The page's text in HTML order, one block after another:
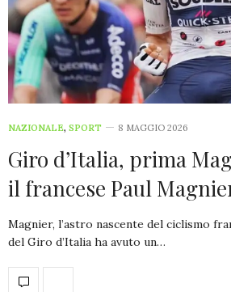
NAZIONALE, SPORT 8 MAGGIO 2026
Giro d’Italia, prima
il francese Paul
Magnier, l’astro nascente del ciclismo
del Giro d’Italia ha avuto un…